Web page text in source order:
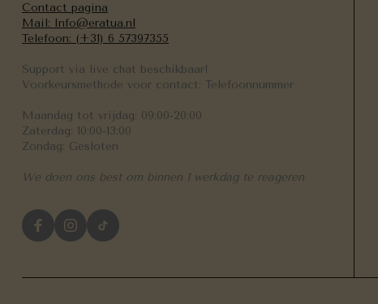
Contact pagina
Mail: Info@eratua.nl
Telefoon: (+31) 6 57397355
Support via live chat beschikbaar!
Voorkeursmethode voor contact: Telefoonnummer
Maandag tot vrijdag: 09:00-20:00
Zaterdag: 10:00-13:00
Zondag: Gesloten
We doen ons best om binnen 1 werkdag te reageren